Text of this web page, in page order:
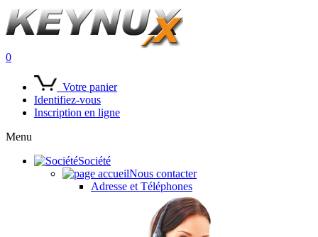
0
Votre panier
Identifiez-vous
Inscription en ligne
Menu
Société
Nous contacter
Adresse et Téléphones